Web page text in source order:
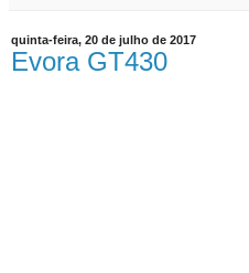
quinta-feira, 20 de julho de 2017
Evora GT430